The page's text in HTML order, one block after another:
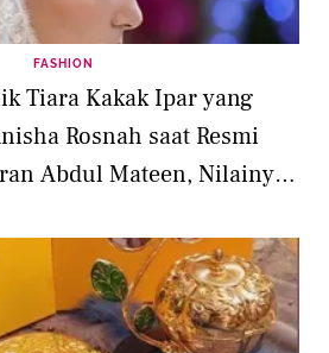
FASHION
Tiara Kakak Ipar yang
Rosnah saat Resmi
Abdul Mateen, Nilainya